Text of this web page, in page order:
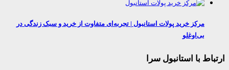
مرکز خرید پولات استانبول | تجربه‌ای متفاوت از خرید و سبک زندگی در
بی‌اوغلو
با استانبول سرا